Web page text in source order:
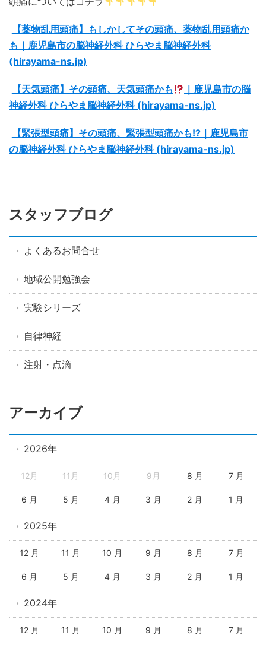
【薬物乱用頭痛】もしかしてその頭痛、薬物乱用頭痛か
も｜鹿児島市の脳神経外科 ひらやま脳神経外科
(hirayama-ns.jp)
【天気頭痛】その頭痛、天気頭痛かも
｜鹿児島市の脳
神経外科 ひらやま脳神経外科 (hirayama-ns.jp)
【緊張型頭痛】その頭痛、緊張型頭痛かも!?｜鹿児島市
の脳神経外科 ひらやま脳神経外科 (hirayama-ns.jp)
スタッフブログ
よくあるお問合せ
地域公開勉強会
実験シリーズ
自律神経
注射・点滴
アーカイブ
2026年
12月 11月 10月 9月 8 月 7 月
6 月 5 月 4 月 3 月 2 月 1 月
2025年
12 月 11 月 10 月 9 月 8 月 7 月
6 月 5 月 4 月 3 月 2 月 1 月
2024年
12 月 11 月 10 月 9 月 8 月 7 月